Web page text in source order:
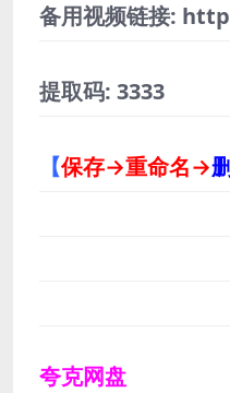
备用视频链接:
提取码: 3333
【保存→重命名→
夸克网盘